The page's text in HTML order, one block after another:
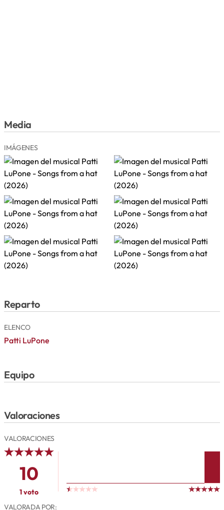
Media
IMÁGENES
Reparto
ELENCO
Patti LuPone
Equipo
Valoraciones
VALORACIONES
10
1 voto
VALORADA POR: